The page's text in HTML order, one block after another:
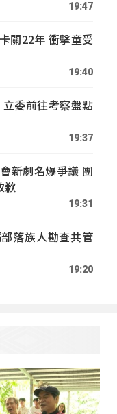
19:47
關22年 衝擊童受
19:40
委前往考察盤點
19:37
新劇名爆爭議 團
歉
19:31
落族人勘查共管
19:20